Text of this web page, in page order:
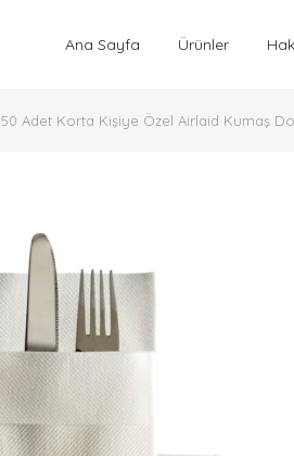
Ana Sayfa Ürünler
50 Adet Korta Kişiye Özel Airlaid Kumaş